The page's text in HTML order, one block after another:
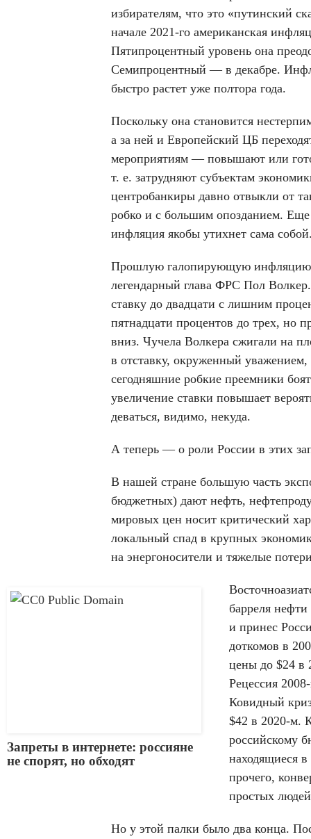
избирателям, что это «путинский
начале 2021-го американская
Пятипроцентный уровень она
Семипроцентный — в декабре.
быстро растет уже полтора года.
Поскольку она становится
а за ней и Европейский ЦБ
мероприятиям — повышают или
т. е. затрудняют субъектам
центробанкиры давно отвыкли от
робко и с большим опозданием.
инфляция якобы утихнет сама
Прошлую галопирующую инфляцию,
легендарный глава ФРС Пол
ставку до двадцати с лишним
пятнадцати процентов до трех, но
вниз. Чучела Волкера сжигали на
в отставку, окруженный
сегодняшние робкие преемники
увеличение ставки повышает
деваться, видимо, некуда.
А теперь — о роли России в этих
В нашей стране большую часть
бюджетных) дают нефть,
мировых цен носит критический
локальный спад в крупных
на энергоносители и тяжелые
Запреты в интернете: россияне
не спорят, но обходят
барреля
и принес
доткомов в
цены до $24 в
Рецессия
Ковидный
$42 в 2020-м.
российскому
находящиеся
прочего,
простых
Но у этой палки было два конца.